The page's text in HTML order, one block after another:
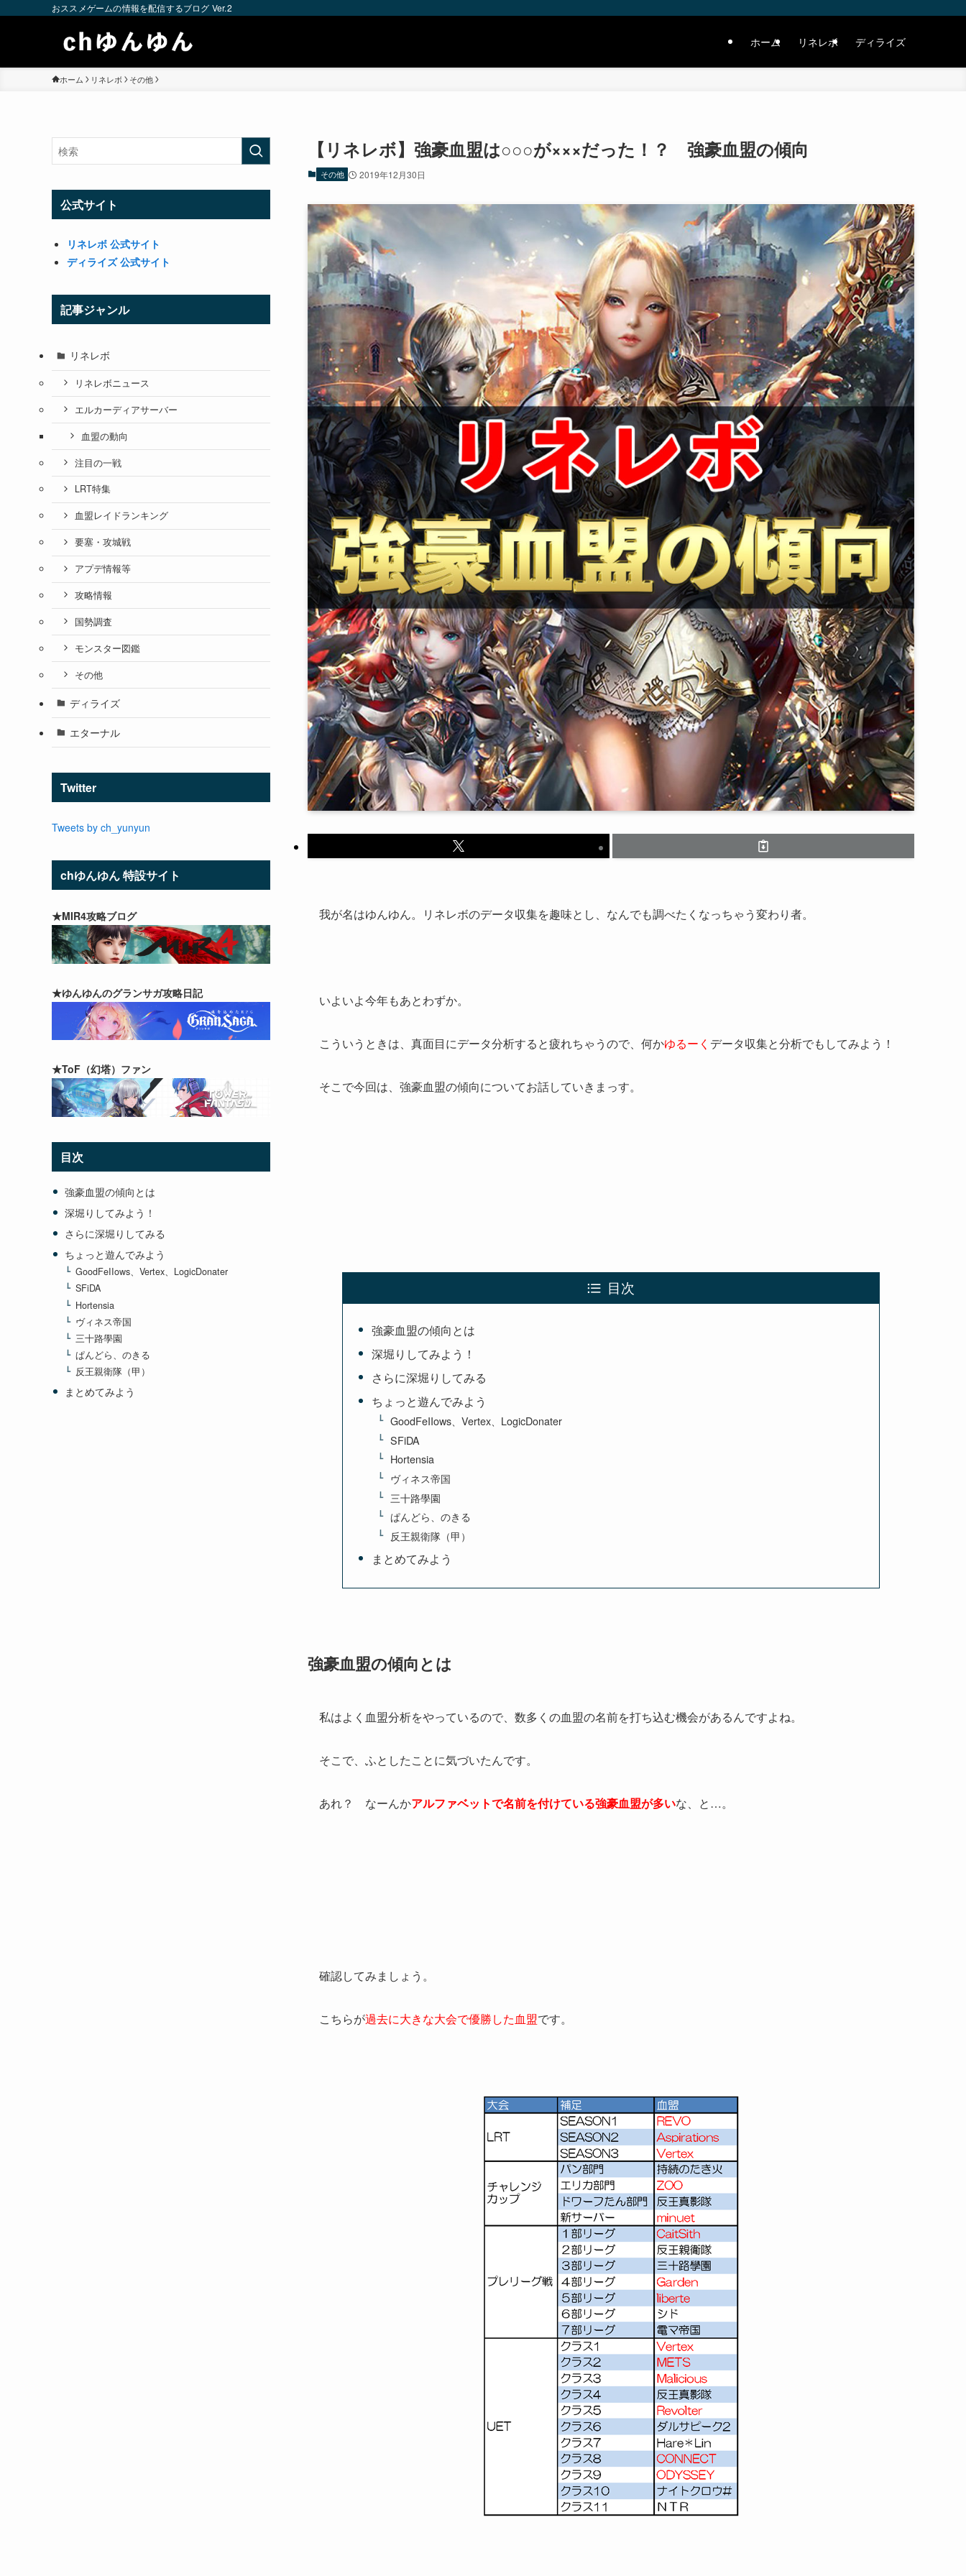
おススメゲームの情報を配信するブログ Ver.2
ホーム リネレボ ディライズ
ホーム リネレボ その他
【リネレボ】強豪血盟は○○○が×××だった！？ 強豪血盟の傾向
その他 2019年12月30日
我が名はゆんゆん。リネレボのデータ収集を趣味とし、なんでも調べたくなっちゃう変わり者。
いよいよ今年もあとわずか。
こういうときは、真面目にデータ分析すると疲れちゃうので、何かゆるーく データ収集と分析でもしてみよう！
そこで今回は、強豪血盟の傾向についてお話していきまっす。
目次
強豪血盟の傾向とは
深堀りしてみよう！
さらに深堀りしてみる
ちょっと遊んでみよう
GoodFeIIows、Vertex、LogicDonater
SFiDA
Hortensia
ヴィネス帝国
三十路學園
ぱんどら、のきる
反王親衛隊（甲）
まとめてみよう
強豪血盟の傾向とは
私はよく血盟分析をやっているので、数多くの血盟の名前を打ち込む機会があるんですよね。
そこで、ふとしたことに気づいたんです。
あれ？ なーんかアルファベットで名前を付けている強豪血盟が多いな、と…。
確認してみましょう。
こちらが過去に大きな大会で優勝した血盟です。
公式サイト
リネレボ 公式サイト
ディライズ 公式サイト
記事ジャンル
リネレボ
リネレボニュース
エルカーディアサーバー
血盟の動向
注目の一戦
LRT特集
血盟レイドランキング
要塞・攻城戦
アプデ情報等
攻略情報
国勢調査
モンスター図鑑
その他
ディライズ
エターナル
Twitter
Tweets by ch_yunyun
chゆんゆん 特設サイト
★MIR4攻略ブログ
★ゆんゆんのグランサガ攻略日記
★ToF（幻塔）ファン
目次
強豪血盟の傾向とは
深堀りしてみよう！
さらに深堀りしてみる
ちょっと遊んでみよう
GoodFeIIows、Vertex、LogicDonater
SFiDA
Hortensia
ヴィネス帝国
三十路學園
ぱんどら、のきる
反王親衛隊（甲）
まとめてみよう